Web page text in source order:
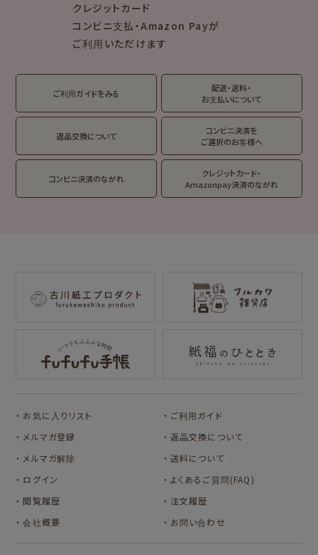
MARUKO and
MONCHHICHI
サンリオキャラクタ
MOGUMOGU
HAMTAROU
イジ
オビワン カリタ
ーズ
おやつパーティ
ーズ
フルーツマーケット
翠 sui の商品を見る 結々 yuiyui の商品を見る
クレジットカード
コンビニ支払・Amazon Payが
ご利用いただけます
ご利用ガイドをみる
配送・送料・
お支払いについて
返品交換について
コンビニ決済を
ご選択のお客様へ
コンビニ決済のながれ
クレジットカード・
Amazonpay決済のながれ
お気に入りリスト
メルマガ登録
メルマガ解除
ログイン
ご利用ガイド
返品交換について
送料について
よくあるご質問(FAQ)
閲覧履歴
注文履歴
会社概要
お問い合わせ